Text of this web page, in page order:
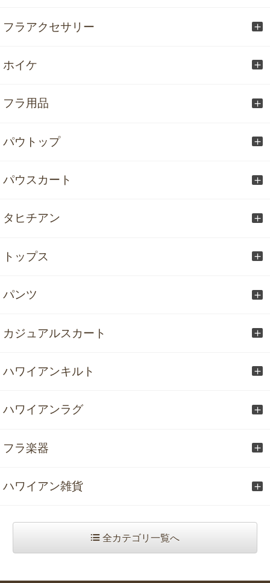
フラアクセサリー
ホイケ
フラ用品
パウトップ
パウスカート
タヒチアン
トップス
パンツ
カジュアルスカート
ハワイアンキルト
ハワイアンラグ
フラ楽器
ハワイアン雑貨
全カテゴリ一覧へ